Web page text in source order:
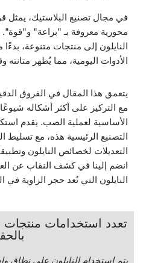
في مجال تصنيع البلاستيك، يمثل
محورية معروفة بـ "براعة"
النايلون إلى منتجات متنوعة،
الأدوات اليومية، مما يُظهر
يتعمق هذا المقال في الفروق
الأساسية لعملية الصب. يقدم
التصنيع الرئيسية هذه، مع تسليط
التعديلات لخصائص النايلون
انضم إلينا في كشف النقاب عن
النايلون التي تُعد حجر الزاوية في
تعدد استخدامات منتجات
يتم استخدام النايلون على نطاق